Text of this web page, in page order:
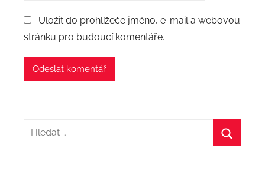
Uložit do prohlížeče jméno, e-mail a webovou
stránku pro budoucí komentáře.
Hledat: